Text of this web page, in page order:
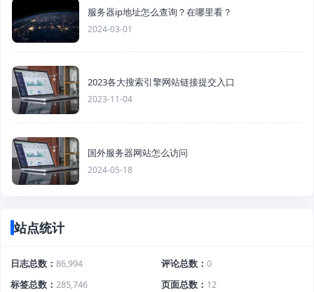
服务器ip地址怎么查询？在哪里看？
2024-03-01
2023各大搜索引擎网站链接提交入口
2023-11-04
国外服务器网站怎么访问
2024-05-18
站点统计
日志总数 86,994 评论总数
0
标签总数
285,746 页面总数
12